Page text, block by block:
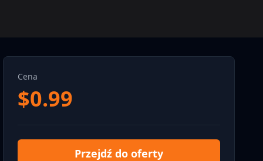
Cena
$0.99
Przejdź do oferty